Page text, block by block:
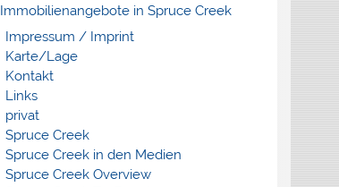
Immobilienangebote in Spruce Creek
Impressum / Imprint
Karte/Lage
Kontakt
Links
privat
Spruce Creek
Spruce Creek in den Medien
Spruce Creek Overview